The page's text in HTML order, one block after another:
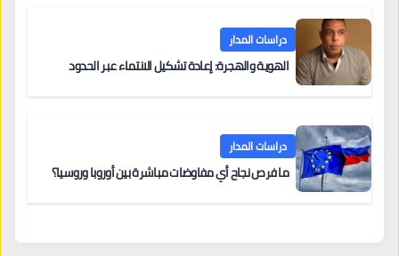
دراسات المدار
الهوية والهجرة: إعادة تشكيل الانتماء عبر الحدود
دراسات المدار
ما فرص نجاح أي مفاوضات مباشرة بين أوروبا وروسيا؟